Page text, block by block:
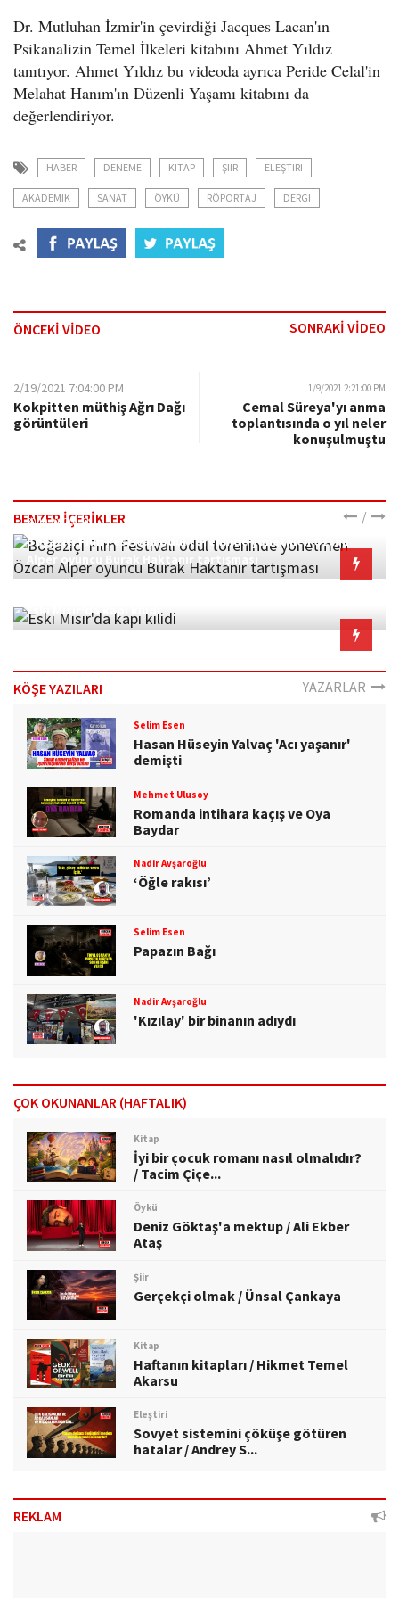
n
Dr. Mutluhan İzmir'in çevirdiği Jacques Lacan'ın
Psikanalizin Temel İlkeleri kitabını Ahmet Yıldız
tanıtıyor. Ahmet Yıldız bu videoda ayrıca Peride Celal'in
Melahat Hanım'ın Düzenli Yaşamı kitabını da
değerlendiriyor.
HABER DENEME KITAP ŞIIR ELEŞTIRI
AKADEMIK SANAT ÖYKÜ RÖPORTAJ DERGI
ÖNCEKİ VİDEO SONRAKİ VİDEO
2/19/2021 7:04:00 PM
Kokpitten müthiş Ağrı Dağı
görüntüleri
1/9/2021 2:21:00 PM
Cemal Süreya'yı anma
toplantısında o yıl neler
konuşulmuştu
BENZER İÇERİKLER /
30.10.2022 08:21
Boğaziçi Film Festivali ödül töreninde yönetmen Özcan
Alper oyuncu Burak Haktanır tartışması
Eski Mısır'da kapı kilidi
KÖŞE YAZILARI YAZARLAR
Selim Esen
Hasan Hüseyin Yalvaç 'Acı yaşanır'
demişti
Mehmet Ulusoy
Romanda intihara kaçış ve Oya
Baydar
Nadir Avşaroğlu
‘Öğle rakısı’
Selim Esen
Papazın Bağı
Nadir Avşaroğlu
'Kızılay' bir binanın adıydı
ÇOK OKUNANLAR (HAFTALIK)
Kitap
İyi bir çocuk romanı nasıl olmalıdır?
/ Tacim Çiçe...
Öykü
Deniz Göktaş'a mektup / Ali Ekber
Ataş
Şiir
Gerçekçi olmak / Ünsal Çankaya
Kitap
Haftanın kitapları / Hikmet Temel
Akarsu
Eleştiri
Sovyet sistemini çöküşe götüren
hatalar / Andrey S...
REKLAM